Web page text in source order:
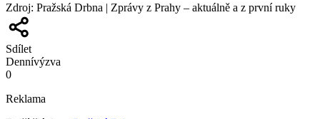
Zdroj: Pražská Drbna | Zprávy z Prahy – aktuálně a z první ruky
Sdílet
Dennívýzva
0
Reklama